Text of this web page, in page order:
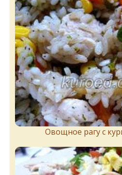
Овощное рагу с